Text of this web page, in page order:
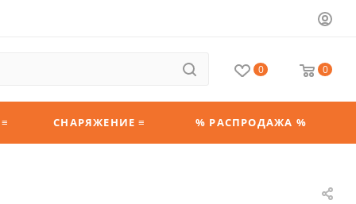
0 0
СНАРЯЖЕНИЕ ≡ % РАСПРОДАЖА %